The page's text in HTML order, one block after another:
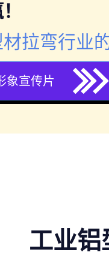
拉弯行业
象宣传片
工业铝